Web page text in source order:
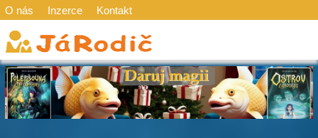
O nás Inzerce Kontakt